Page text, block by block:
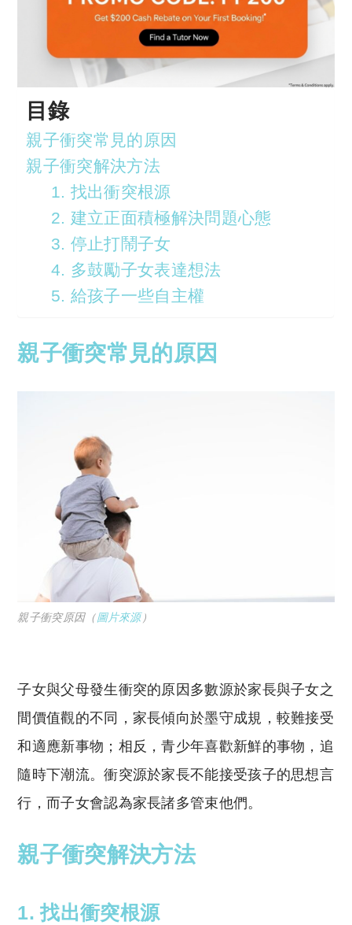
目錄
親子衝突常見的原因
親子衝突解決方法
1. 找出衝突根源
2. 建立正面積極解決問題心態
3. 停止打鬧子女
4. 多鼓勵子女表達想法
5. 給孩子一些自主權
親子衝突常見的原因
親子衝突原因（圖片來源）
子女與父母發生衝突的原因多數源於家長與子女之
間價值觀的不同，家長傾向於墨守成規，較難接受
和適應新事物；相反，青少年喜歡新鮮的事物，追
隨時下潮流。衝突源於家長不能接受孩子的思想言
行，而子女會認為家長諸多管束他們。
親子衝突解決方法
1. 找出衝突根源